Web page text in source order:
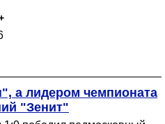
а лидером чемпионата
"Зенит"